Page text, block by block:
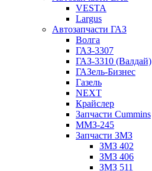
VESTA
Largus
Автозапчасти ГАЗ
Волга
ГАЗ-3307
ГАЗ-3310 (Валдай)
ГАЗель-Бизнес
Газель
NEXT
Крайслер
Запчасти Cummins
ММЗ-245
Запчасти ЗМЗ
ЗМЗ 402
ЗМЗ 406
ЗМЗ 511